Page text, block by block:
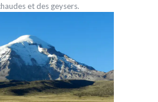
et des geysers.